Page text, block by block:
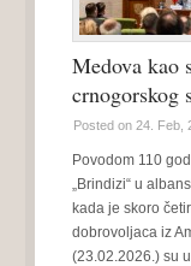
Medova kao
crnogorskog
Posted on 24. Feb,
Povodom 110
„Brindizi“ u
kada je skoro
dobrovoljaca iz
(23.02.2026.) su